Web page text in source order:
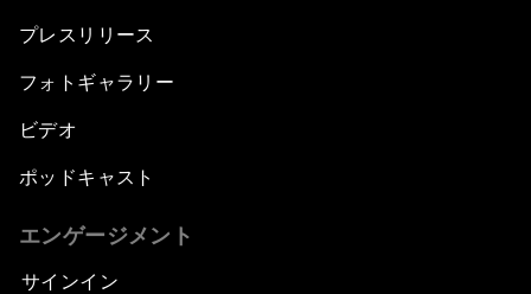
プレスリリース
フォトギャラリー
ビデオ
ポッドキャスト
エンゲージメント
サインイン